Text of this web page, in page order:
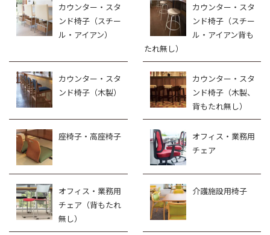
カウンター・スタ
ンド椅子（スチー
ル・アイアン）
カウンター・スタ
ンド椅子（スチー
ル・アイアン背も
たれ無し）
カウンター・スタ
ンド椅子（木製）
カウンター・スタ
ンド椅子（木製、
背もたれ無し）
座椅子・高座椅子
オフィス・業務用
チェア
オフィス・業務用
チェア（背もたれ
無し）
介護施設用椅子